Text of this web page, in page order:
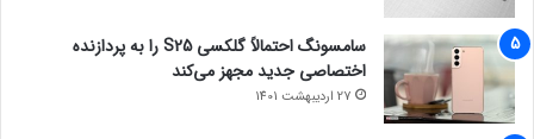
سامسونگ احتمالاً گلکسی S25 را به پردازنده
اختصاصی جدید مجهز می‌کند
27 اردیبهشت 1401